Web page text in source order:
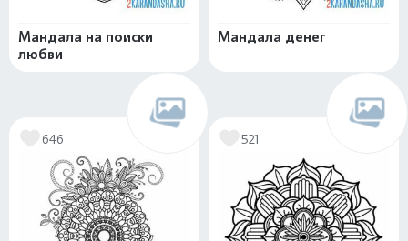
Мандала на поиски
любви
Мандала денег
646 521